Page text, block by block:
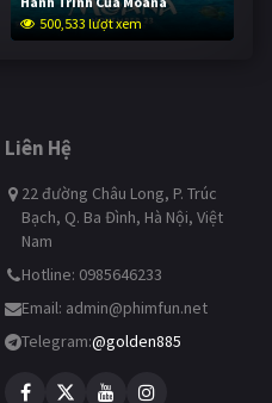
500,533 lượt xem
Liên Hệ
22 đường Châu Long, P. Trúc
Bạch, Q. Ba Đình, Hà Nội, Việt
Nam
Hotline: 0985646233
Email: admin@phimfun.net
Telegram:@golden885